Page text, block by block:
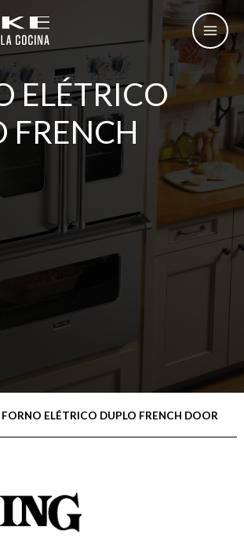
ELÉTRICO
FRENCH
FORNO ELÉTRICO DUPLO FRENCH DOOR